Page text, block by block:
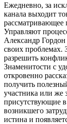
Ежедневно, за
канала выходит
Управляют
Александр
своих проблемах.
разрешить
Знаменитости с
откровенно
получить
участника или же
присутствующие
возникшего
истина и